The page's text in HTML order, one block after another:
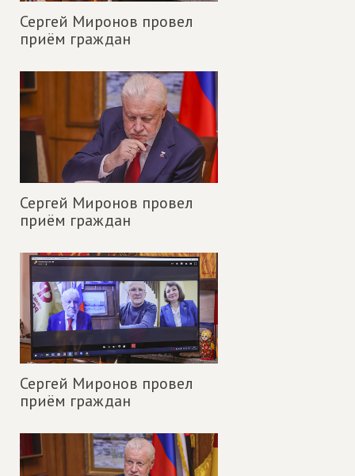
Сергей Миронов провел
приём граждан
Сергей Миронов провел
приём граждан
Сергей Миронов провел
приём граждан